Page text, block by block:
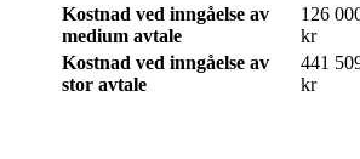
Kostnad ved inngåelse av
medium avtale
126
kr
Kostnad ved inngåelse av
stor avtale
441
kr